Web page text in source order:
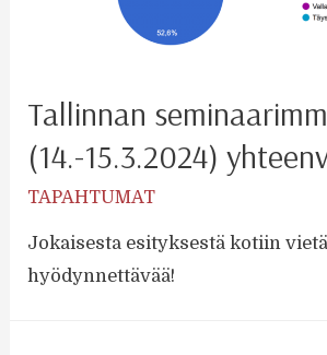
Tallinnan
(14.-15.3.2024)
TAPAHTUMAT
Jokaisesta esityksestä kotiin
hyödynnettävää!